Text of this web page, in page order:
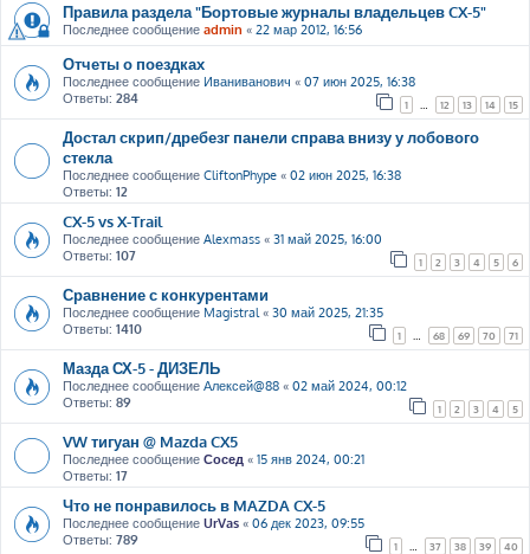
Правила раздела "Бортовые журналы владельцев CX-5"
Последнее сообщение admin « 22 мар 2012, 16:56
Отчеты о поездках
Последнее сообщение Иваниванович « 07 июн 2025, 16:38
Ответы: 284 1 12 13 14 15
Достал скрип/дребезг панели справа внизу у лобового
стекла
Последнее сообщение CliftonPhype « 02 июн 2025, 16:38
Ответы: 12
CX-5 vs X-Trail
Последнее сообщение Alexmass « 31 май 2025, 16:00
Ответы: 107 1 2 3 4 5 6
Сравнение с конкурентами
Последнее сообщение Magistral« 30 май 2025, 21:35
Ответы: 1410 1 68 69 70 71
Мазда СХ-5 - ДИЗЕЛЬ
Последнее сообщение Алексей@88 « 02 май 2024, 00:12
Ответы: 89 1 2 3 4 5
VW тигуан @ Mazda CX5
Последнее сообщение Сосед « 15 янв 2024, 00:21
Ответы: 17
Что не понравилось в MAZDA CX-5
Последнее сообщение UrVas « 06 дек 2023, 09:55
Ответы: 789 1 37 38 39 40